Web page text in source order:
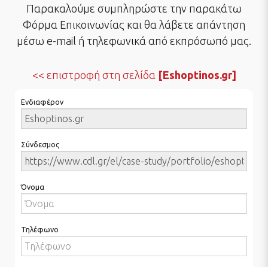
Παρακαλούμε συμπληρώστε την παρακάτω
Φόρμα Επικοινωνίας και θα λάβετε απάντηση
μέσω e-mail ή τηλεφωνικά από εκπρόσωπό μας.
επιστροφή στη σελίδα [Eshoptinos.gr]
Ενδιαφέρον
Σύνδεσμος
Όνομα
Τηλέφωνο